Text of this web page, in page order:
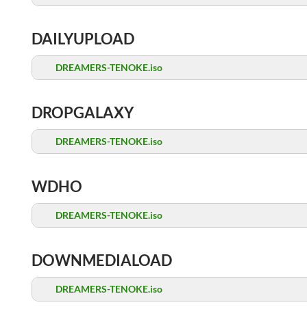
DAILYUPLOAD
DREAMERS-TENOKE.iso
DROPGALAXY
DREAMERS-TENOKE.iso
WDHO
DREAMERS-TENOKE.iso
DOWNMEDIALOAD
DREAMERS-TENOKE.iso